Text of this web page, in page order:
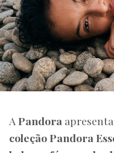
A Pandora
coleção Pandora